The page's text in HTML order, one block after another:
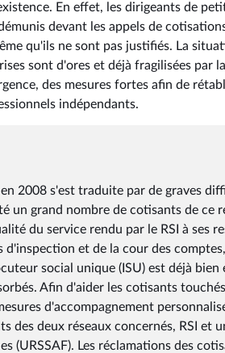
En effet, les dirigeants de
devant les appels de
qu'ils ne sont pas justifiés. La
sont d'ores et déjà fragilisées par
des mesures fortes afin de
indépendants.
2008 s'est traduite par de graves
un grand nombre de cotisants de ce
du service rendu par le RSI à ses
et de la cour des
social unique (ISU) est déjà bien
Afin d'aider les cotisants
d'accompagnement
des deux réseaux concernés, RSI et
(URSSAF). Les réclamations des